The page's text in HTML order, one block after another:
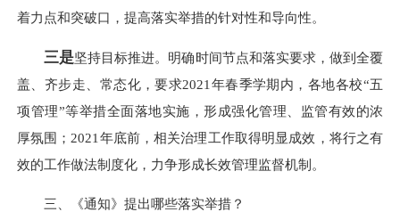
着力点和突破口，提高落实举措的针对性和导向性。
三是坚持目标推进。明确时间节点和落实要求，做到全覆
盖、齐步走、常态化，要求2021年春季学期内，各地各校“五
项管理”等举措全面落地实施，形成强化管理、监管有效的浓
厚氛围；2021年底前，相关治理工作取得明显成效，将行之有
效的工作做法制度化，力争形成长效管理监督机制。
三、《通知》提出哪些落实举措？